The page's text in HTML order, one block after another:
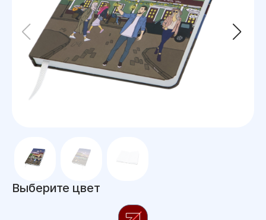
Выберите цвет